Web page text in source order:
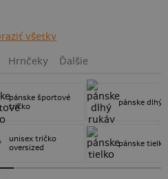
všetky
Hrnčeky Ďalšie
pánske športové
tričko
unisex tričko
oversized
pánske dlhý
pánske tielko